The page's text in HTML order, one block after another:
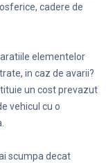
cadere de
elementelor
in caz de avarii?
un cost prevazut
vehicul cu o
scumpa decat